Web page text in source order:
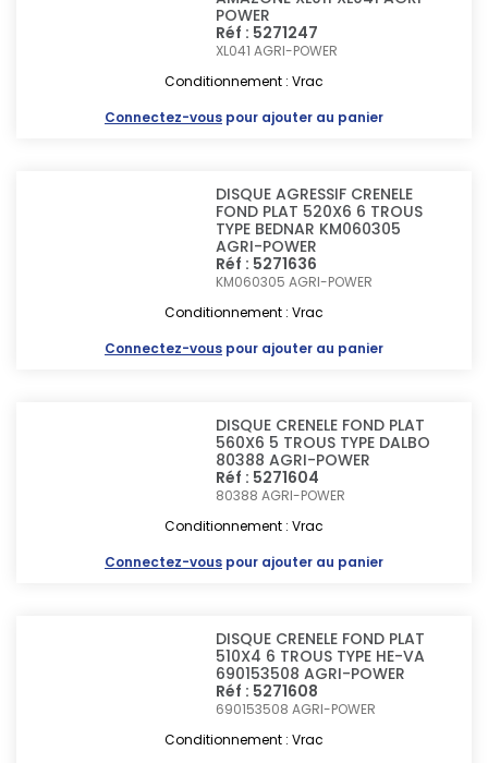
POWER
Réf : 5271247
XL041AGRI-POWER
Conditionnement : Vrac
Connectez-vous pour ajouter au panier
DISQUE AGRESSIF CRENELE
FOND PLAT 520X6 6 TROUS
TYPE BEDNAR KM060305
AGRI-POWER
Réf : 5271636
KM060305AGRI-POWER
Conditionnement : Vrac
Connectez-vous pour ajouter au panier
DISQUE CRENELE FOND PLAT
560X6 5 TROUS TYPE DALBO
80388 AGRI-POWER
Réf : 5271604
80388AGRI-POWER
Conditionnement : Vrac
Connectez-vous pour ajouter au panier
DISQUE CRENELE FOND PLAT
510X4 6 TROUS TYPE HE-VA
690153508 AGRI-POWER
Réf : 5271608
690153508AGRI-POWER
Conditionnement : Vrac